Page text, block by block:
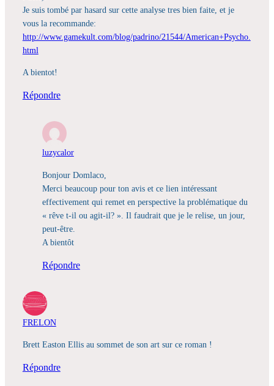
Je suis tombé par hasard sur cette analyse tres bien faite, et je
vous la recommande:
http://www.gamekult.com/blog/padrino/21544/American+Psycho.
html
A bientot!
Répondre
luzycalor
Bonjour Domlaco,
Merci beaucoup pour ton avis et ce lien intéressant
effectivement qui remet en perspective la problématique du
« rêve t-il ou agit-il? ». Il faudrait que je le relise, un jour,
peut-être.
A bientôt
Répondre
FRELON
Brett Easton Ellis au sommet de son art sur ce roman !
Répondre